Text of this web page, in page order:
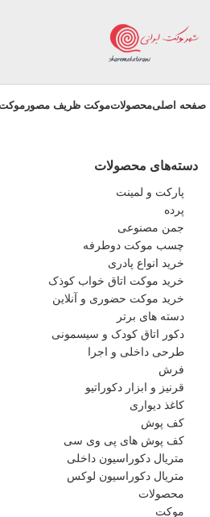
صفحه اصلیمحصولاتموکت ظریف مصور موکت
دسته‌های محصولات
پارکت و لمینت
پرده
جمن مصنوعی
چسب موکت دوطرفه
خرید انواع پادری
خرید موکت اتاق خواب کوذک
خرید موکت حضوری و آنلاین
دسته های برتر
دکور اتاق کودک و سیسمونی
طرحی داخلی و اجرا
فرش
قرنیز و ابزار دکوراتیو
کاغذ دیواری
کف پوش
کف پوش های پی وی سی
متریال دکوراسیون داخلی
متریال دکوراسیون لوکس
محصولات
موکت